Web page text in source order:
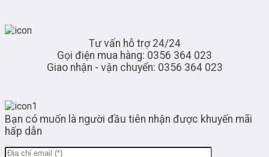
Tư vấn hỗ trợ 24/24
Gọi điện mua hàng: 0356 364 023
Giao nhận - vận chuyển: 0356 364 023
Bạn có muốn là người đầu tiên nhận được khuyến mãi
hấp dẫn